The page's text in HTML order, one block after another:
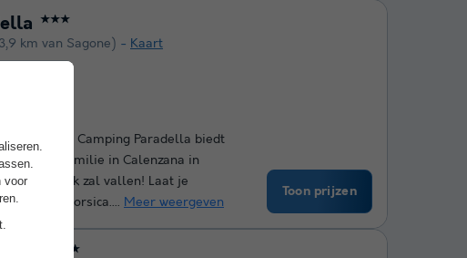
★★★
km van Sagone) Kaart
horizonten! Camping Paradella biedt
of familie in Calenzana in
in de smaak zal vallen! Laat je
van Corsica.... Meer weergeven
Toon prijzen
★★★★